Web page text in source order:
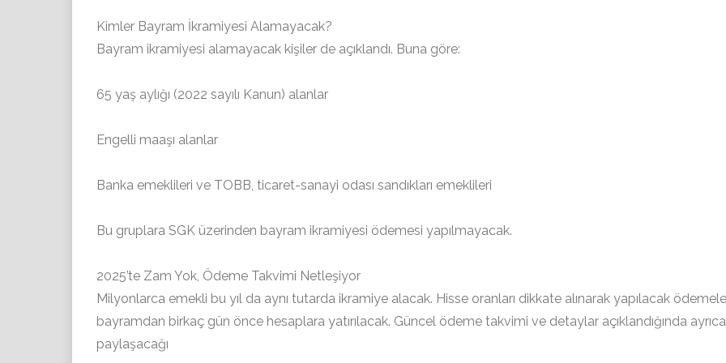
Kimler Bayram İkramiyesi Alamayacak?
Bayram ikramiyesi alamayacak kişiler de açıklandı. Buna göre:
65 yaş aylığı (2022 sayılı Kanun) alanlar
Engelli maaşı alanlar
Banka emeklileri ve TOBB, ticaret-sanayi odası sandıkları emeklileri
Bu gruplara SGK üzerinden bayram ikramiyesi ödemesi yapılmayacak.
2025’te Zam Yok, Ödeme Takvimi Netleşiyor
Milyonlarca emekli bu yıl da aynı tutarda ikramiye alacak. Hisse oranları dikkate alınarak yapılacak
bayramdan birkaç gün önce hesaplara yatırılacak. Güncel ödeme takvimi ve detaylar açıklandığında ayrıca
paylaşacağı